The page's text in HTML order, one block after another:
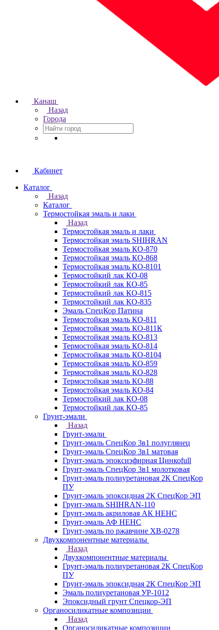
Канаш
Назад
Города
Кабинет
Каталог
Назад
Каталог
Термостойкая эмаль и лаки
Назад
Термостойкая эмаль и лаки
Термостойкая эмаль SHIHRAN
Термостойкая эмаль КО-870
Термостойкая эмаль КО-868
Термостойкая эмаль КО-8101
Термостойкий лак КО-08
Термостойкий лак КО-85
Термостойкий лак КО-815
Термостойкий лак КО-835
Эмаль СпецКор Патина
Термостойкая эмаль КО-811
Термостойкая эмаль КО-811К
Термостойкая эмаль КО-813
Термостойкая эмаль КО-814
Термостойкая эмаль КО-8104
Термостойкая эмаль КО-859
Термостойкая эмаль КО-828
Термостойкая эмаль КО-88
Термостойкая эмаль КО-84
Термостойкий лак КО-08
Термостойкий лак КО-85
Грунт-эмали
Назад
Грунт-эмали
Грунт-эмаль СпецКор 3в1 полуглянец
Грунт-эмаль СпецКор 3в1 матовая
Грунт-эмаль эпоксиэфирная Цинкоfull
Грунт-эмаль СпецКор 3в1 молотковая
Грунт-эмаль полиуретановая 2К СпецКор
ПУ
Грунт-эмаль эпоксидная 2К СпецКор ЭП
Грунт-эмаль SHIHRAN-110
Грунт-эмаль акриловая АК НЕНС
Грунт-эмаль АФ НЕНС
Грунт-эмаль по ржавчине ХВ-0278
Двухкомпонентные материалы
Назад
Двухкомпонентные материалы
Грунт-эмаль полиуретановая 2К СпецКор
ПУ
Грунт-эмаль эпоксидная 2К СпецКор ЭП
Эмаль полиуретановая УР-1012
Эпоксидный грунт Спецкор-ЭП
Органосиликатные композиции
Назад
Органосиликатные композиции